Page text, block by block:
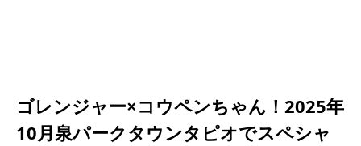
ゴレンジャー×コウペンちゃん！2025年
10月泉パークタウンタピオでスペシャ